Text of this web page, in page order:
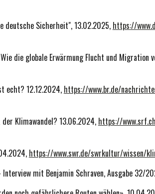
deutsche Sicherheit", 13.02.2025, https://
die globale Erwärmung Flucht und Migration
echt? 12.12.2024, https://www.br.de/
Klimawandel? 13.06.2024, https://
https://www.swr.de/swrkultur/wissen/
mit Benjamin Schraven, Ausgabe 32/